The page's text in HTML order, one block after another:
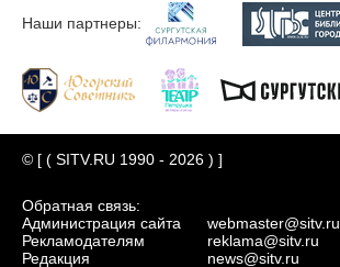
Наши партнеры:
© [ ( SITV.RU 1990 - 2026 ) ]
Обратная связь:
Администрация сайта
Рекламодателям
Редакция
webmaster@sitv.ru
reklama@sitv.ru
news@sitv.ru